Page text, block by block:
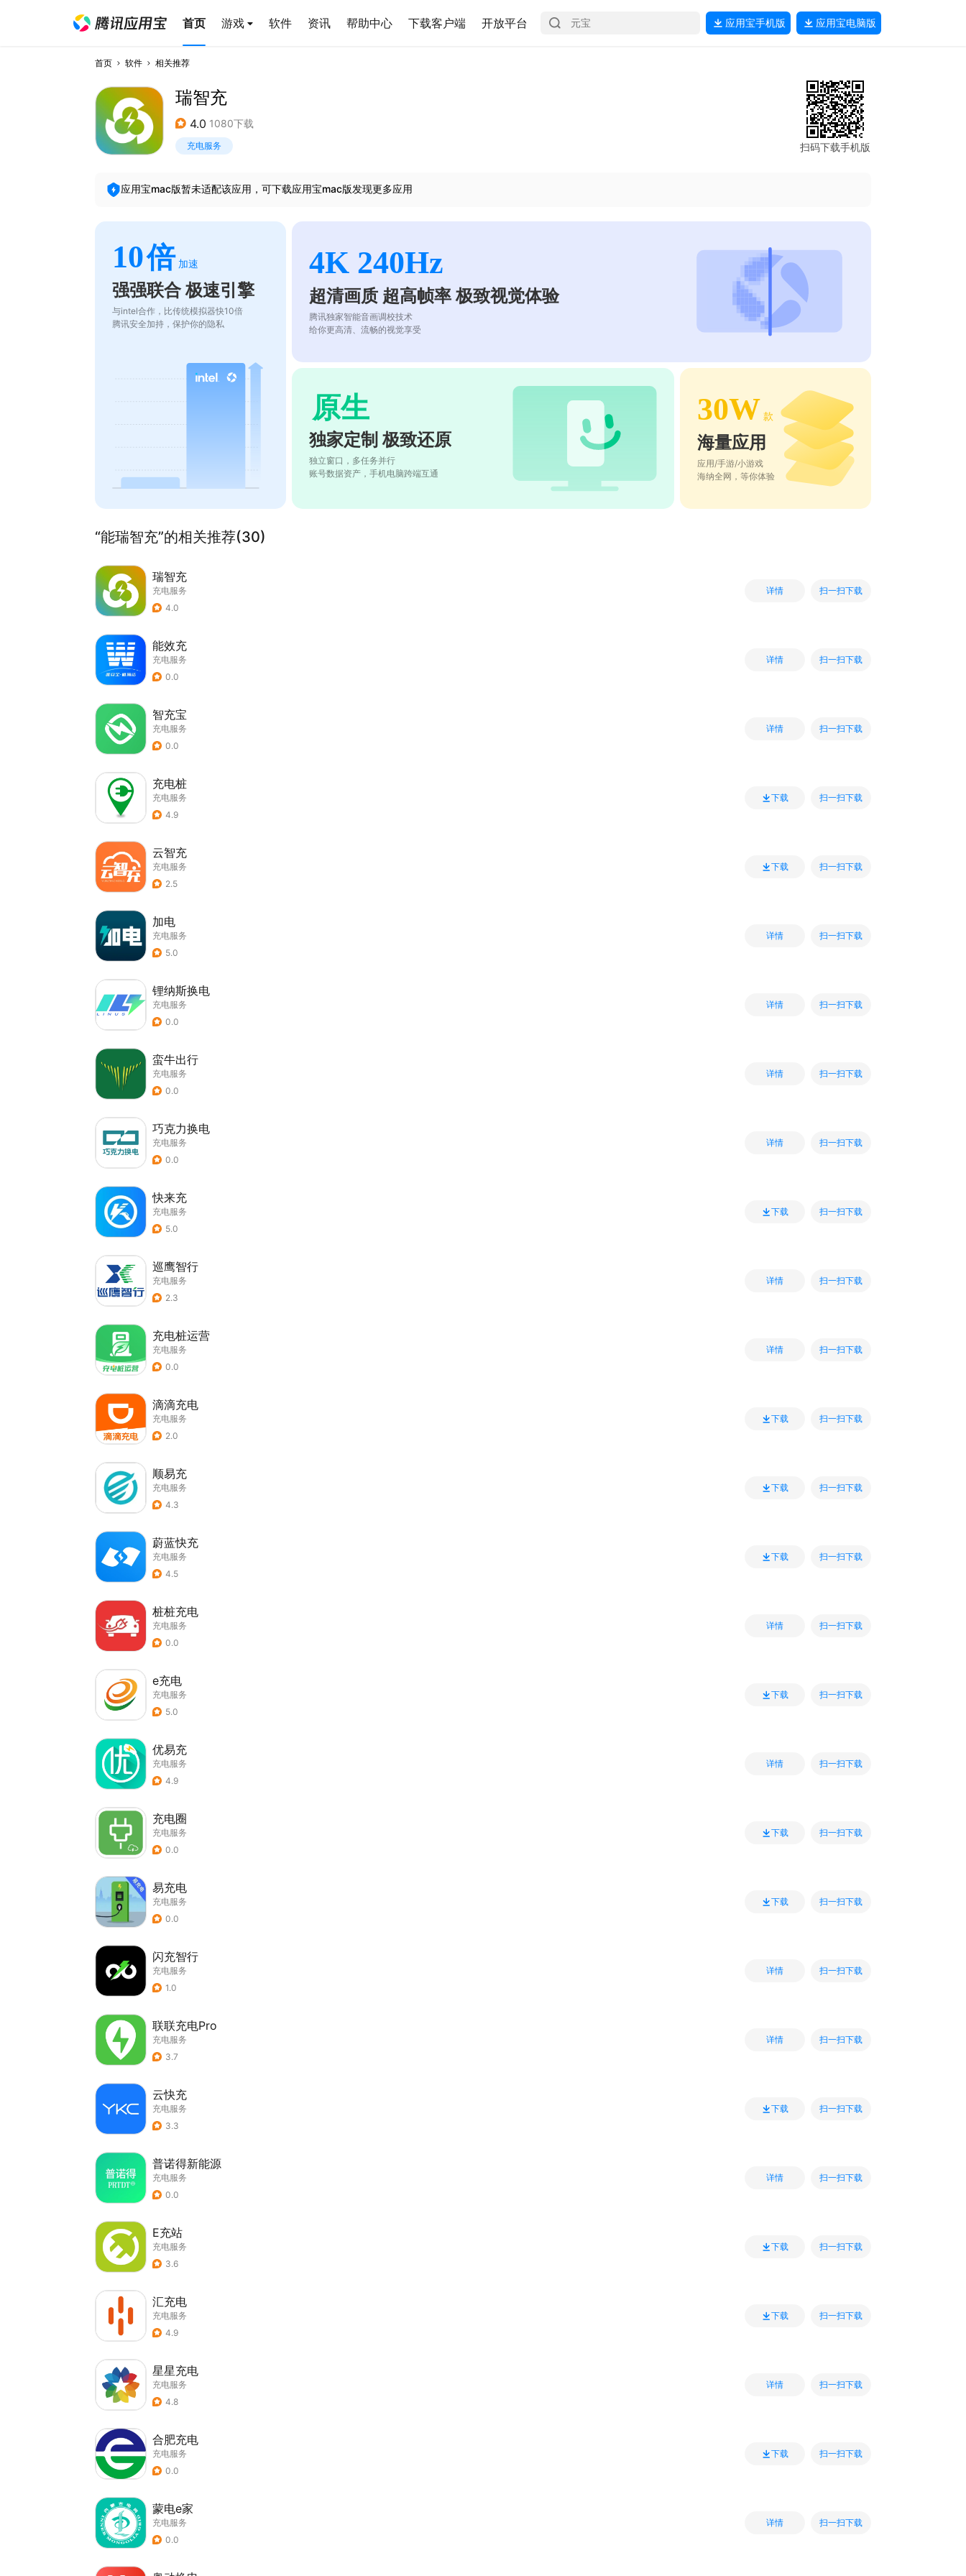
首页 游戏 软件 资讯 帮助中心 下载客户端 开放平台 应用宝手机版 应用宝电脑版
首页 软件 相关推荐
瑞智充
4.0 1080下载
充电服务 扫码下载手机版
应用宝mac版暂未适配该应用，可下载应用宝mac版发现更多应用
10倍 加速
强强联合 极速引擎
与intel合作，比传统模拟器快10倍
腾讯安全加持，保护你的隐私
4K 240Hz
超清画质 超高帧率 极致视觉体验
腾讯独家智能音画调校技术
给你更高清、流畅的视觉享受
原生
独家定制 极致还原
独立窗口，多任务并行
账号数据资产，手机电脑跨端互通
30W 款
海量应用
应用/手游/小游戏
海纳全网，等你体验
“能瑞智充”的相关推荐(30)
瑞智充
充电服务
4.0
详情 扫一扫下载
能效充
充电服务
0.0
详情 扫一扫下载
智充宝
充电服务
0.0
详情 扫一扫下载
充电桩
充电服务
4.9
下载 扫一扫下载
云智充
充电服务
2.5
下载 扫一扫下载
加电
充电服务
5.0
详情 扫一扫下载
锂纳斯换电
充电服务
0.0
详情 扫一扫下载
蛮牛出行
充电服务
0.0
详情 扫一扫下载
巧克力换电
充电服务
0.0
详情 扫一扫下载
快来充
充电服务
5.0
下载 扫一扫下载
巡鹰智行
充电服务
2.3
详情 扫一扫下载
充电桩运营
充电服务
0.0
详情 扫一扫下载
滴滴充电
充电服务
2.0
下载 扫一扫下载
顺易充
充电服务
4.3
下载 扫一扫下载
蔚蓝快充
充电服务
4.5
下载 扫一扫下载
桩桩充电
充电服务
0.0
详情 扫一扫下载
e充电
充电服务
5.0
下载 扫一扫下载
优易充
充电服务
4.9
详情 扫一扫下载
充电圈
充电服务
0.0
下载 扫一扫下载
易充电
充电服务
0.0
下载 扫一扫下载
闪充智行
充电服务
1.0
详情 扫一扫下载
联联充电Pro
充电服务
3.7
详情 扫一扫下载
云快充
充电服务
3.3
下载 扫一扫下载
普诺得新能源
充电服务
0.0
详情 扫一扫下载
E充站
充电服务
3.6
下载 扫一扫下载
汇充电
充电服务
4.9
下载 扫一扫下载
星星充电
充电服务
4.8
详情 扫一扫下载
合肥充电
充电服务
0.0
下载 扫一扫下载
蒙电e家
充电服务
0.0
详情 扫一扫下载